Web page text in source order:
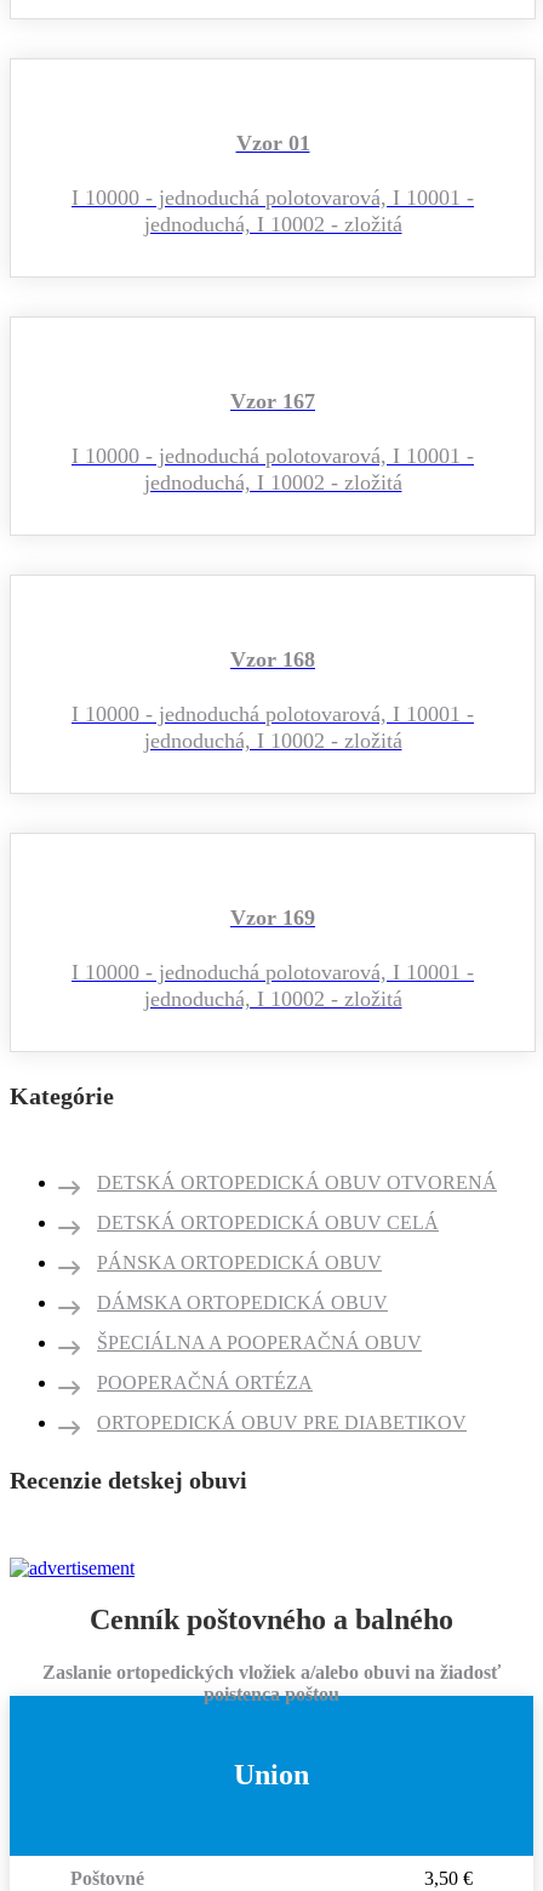
Vzor 01
I 10000 - jednoduchá polotovarová, I 10001 -
jednoduchá, I 10002 - zložitá
Vzor 167
I 10000 - jednoduchá polotovarová, I 10001 -
jednoduchá, I 10002 - zložitá
Vzor 168
I 10000 - jednoduchá polotovarová, I 10001 -
jednoduchá, I 10002 - zložitá
Vzor 169
I 10000 - jednoduchá polotovarová, I 10001 -
jednoduchá, I 10002 - zložitá
Kategórie
DETSKÁ ORTOPEDICKÁ OBUV OTVORENÁ
DETSKÁ ORTOPEDICKÁ OBUV CELÁ
PÁNSKA ORTOPEDICKÁ OBUV
DÁMSKA ORTOPEDICKÁ OBUV
ŠPECIÁLNA A POOPERAČNÁ OBUV
POOPERAČNÁ ORTÉZA
ORTOPEDICKÁ OBUV PRE DIABETIKOV
Recenzie detskej obuvi
Cenník poštovného a balného
Zaslanie ortopedických vložiek a/alebo obuvi na žiadosť
poistenca poštou
Union
Poštovné 3,50 €